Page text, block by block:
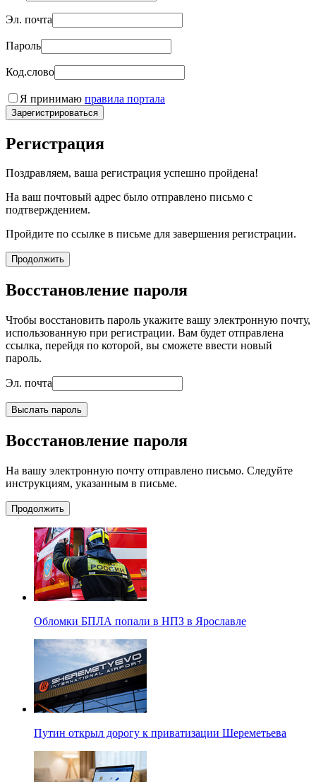
Эл. почта
Пароль
Код.слово
Я принимаю правила портала
Зарегистрироваться
Регистрация
Поздравляем, ваша регистрация успешно пройдена!
На ваш почтовый адрес было отправлено письмо с
подтверждением.
Пройдите по ссылке в письме для завершения регистрации.
Продолжить
Восстановление пароля
Чтобы восстановить пароль укажите вашу электронную почту,
использованную при регистрации. Вам будет отправлена
ссылка, перейдя по которой, вы сможете ввести новый
пароль.
Эл. почта
Выслать пароль
Восстановление пароля
На вашу электронную почту отправлено письмо. Следуйте
инструкциям, указанным в письме.
Продолжить
Обломки БПЛА попали в НПЗ в Ярославле
Путин открыл дорогу к приватизации Шереметьева